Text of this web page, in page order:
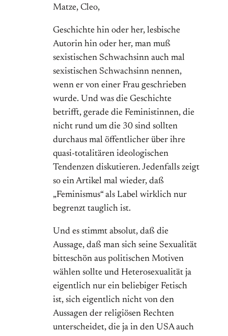
Matze, Cleo,
Geschichte hin oder her, lesbische
Autorin hin oder her, man muß
sexistischen Schwachsinn auch mal
sexistischen Schwachsinn nennen,
wenn er von einer Frau geschrieben
wurde. Und was die Geschichte
betrifft, gerade die Feministinnen, die
nicht rund um die 30 sind sollten
durchaus mal öffentlicher über ihre
quasi-totalitären ideologischen
Tendenzen diskutieren. Jedenfalls zeigt
so ein Artikel mal wieder, daß
„Feminismus“ als Label wirklich nur
begrenzt tauglich ist.
Und es stimmt absolut, daß die
Aussage, daß man sich seine Sexualität
bitteschön aus politischen Motiven
wählen sollte und Heterosexualität ja
eigentlich nur ein beliebiger Fetisch
ist, sich eigentlich nicht von den
Aussagen der religiösen Rechten
unterscheidet, die ja in den USA auch